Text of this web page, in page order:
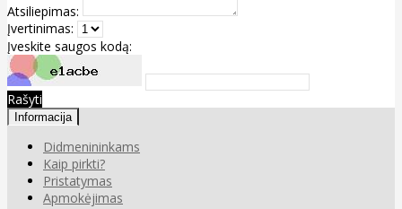
Atsiliepimas:
Įvertinimas:
Įveskite saugos kodą:
Rašyti
Informacija
Didmenininkams
Kaip pirkti?
Pristatymas
Apmokėjimas